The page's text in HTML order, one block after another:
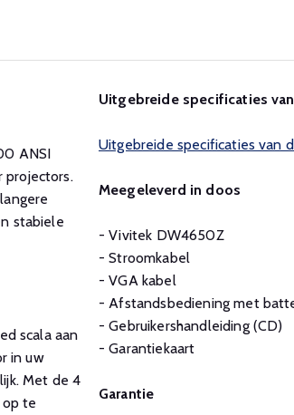
ANSI
projectors.
stabiele
scala aan
in uw
Met de 4
te
Uitgebreide specificaties
Uitgebreide specificaties van
Meegeleverd in doos
- Vivitek DW4650Z
- Stroomkabel
- VGA kabel
- Afstandsbediening met
- Gebruikershandleiding (CD)
- Garantiekaart
Garantie